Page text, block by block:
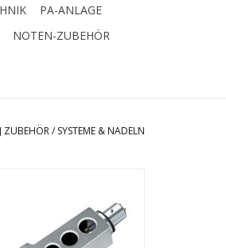
PA-ANLAGE
NOTEN-ZUBEHÖR
ZUBEHÖR/ SYSTEME & NADELN
-Für alle SME-Tonarme
-Aus hoch qualitativem